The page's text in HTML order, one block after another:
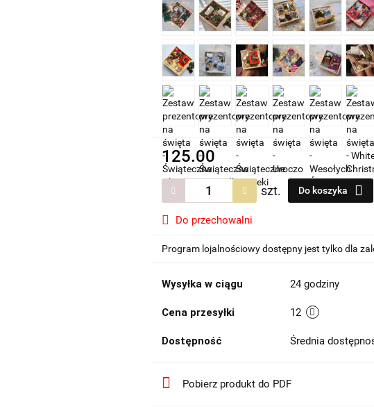
125.00
szt. Do koszyka
Do przechowalni
Program lojalnościowy dostępny jest tylko dla
Wysyłka w ciągu 24 godziny
Cena przesyłki 12
Dostępność Średnia
Pobierz produkt do PDF